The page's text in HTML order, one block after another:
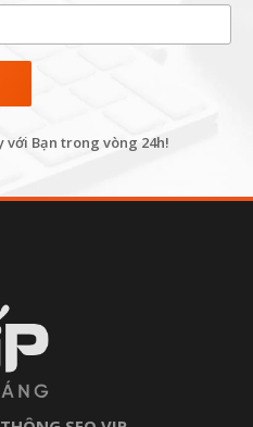
với Bạn trong vòng 24h!